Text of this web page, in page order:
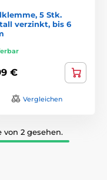
5 Stk.
verzinkt, bis 6
€
Vergleichen
von 2 gesehen.